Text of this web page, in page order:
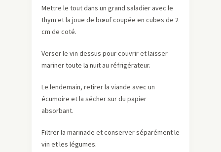
Mettre le tout dans un grand saladier avec le
thym et la joue de bœuf coupée en cubes de 2
cm de coté.
Verser le vin dessus pour couvrir et laisser
mariner toute la nuit au réfrigérateur.
Le lendemain, retirer la viande avec un
écumoire et la sécher sur du papier
absorbant.
Filtrer la marinade et conserver séparément le
vin et les légumes.